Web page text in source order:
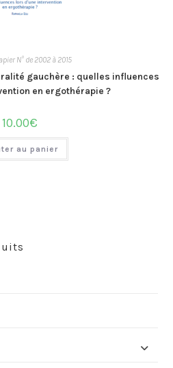
N° de 2002 à 2015
gauchère : quelles influences
en ergothérapie ?
10.00€
au panier